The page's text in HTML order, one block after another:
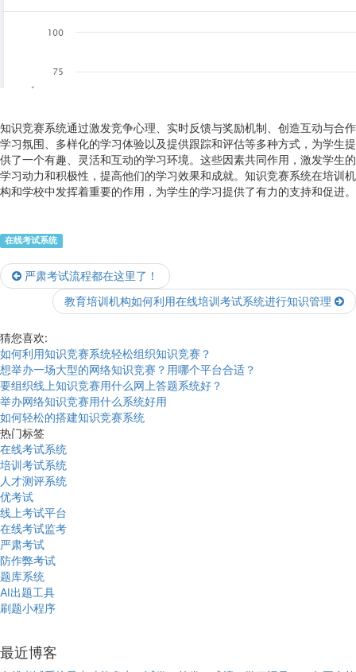
知识竞赛系统通过激发竞争心理、实时反馈与奖励机制、创造互动与合作
学习氛围、多样化的学习体验以及提供跟踪和评估等多种方式，为学生提
供了一个有趣、灵活和互动的学习环境。这些因素共同作用，激发学生的
学习动力和积极性，提高他们的学习效果和成就。知识竞赛系统在培训机
构和学校中发挥着重要的作用，为学生的学习提供了有力的支持和促进。
在线考试系统
严肃考试流程都在这里了！
教育培训机构如何利用在线培训考试系统进行知识管理
猜您喜欢:
如何利用知识竞赛系统轻松组织知识竞赛？
想举办一场大型的网络知识竞赛？用哪个平台合适？
要组织线上知识竞赛用什么网上答题系统好？
举办网络知识竞赛用什么系统好用
如何轻松的搭建知识竞赛系统
热门标签
在线考试系统
培训考试系统
人才测评系统
优考试
线上考试平台
在线考试监考
严肃考试
防作弊考试
题库系统
AI出题工具
刷题小程序
最近博客